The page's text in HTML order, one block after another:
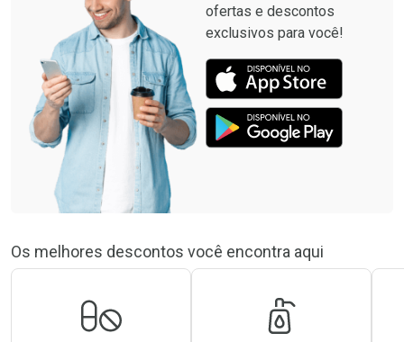
ofertas e descontos
exclusivos para você!
Os melhores descontos você encontra aqui